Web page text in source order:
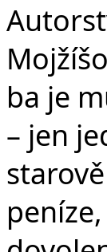
ba je
– jen